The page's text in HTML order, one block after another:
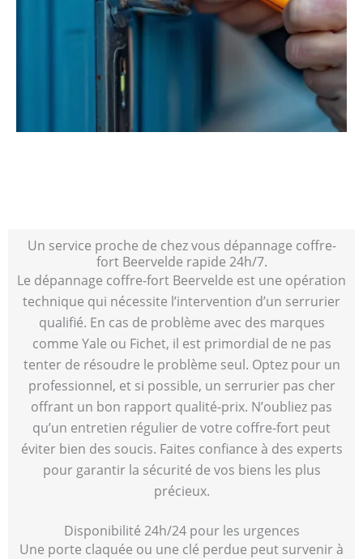
Un service proche de chez vous dépannage coffre-
fort Beervelde rapide 24h/7.
Le dépannage coffre-fort Beervelde est une opération
technique qui nécessite l’intervention d’un serrurier
qualifié. En cas de problème avec des marques
comme Yale ou Fichet, il est primordial de ne pas
tenter de résoudre le problème seul. Optez pour un
professionnel, et si possible, un serrurier pas cher
offrant un bon rapport qualité-prix. N’oubliez pas
qu’un entretien régulier de votre coffre-fort peut
éviter bien des soucis. Faites confiance à des experts
pour garantir la sécurité de vos biens les plus
précieux.
Disponibilité 24h/24 pour les urgences
Une porte claquée ou une clé perdue peut survenir à